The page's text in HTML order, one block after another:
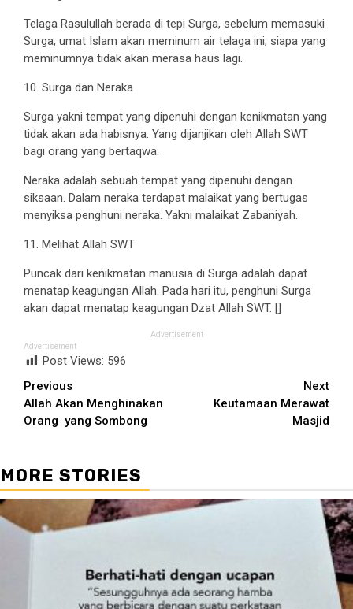
Telaga Rasulullah berada di tepi Surga, sebelum memasuki
Surga, umat Islam akan meminum air telaga ini, siapa yang
meminumnya tidak akan merasa haus lagi.
10. Surga dan Neraka
Surga yakni tempat yang dipenuhi dengan kenikmatan yang
tidak akan ada habisnya. Yang dijanjikan oleh Allah SWT
bagi orang yang bertaqwa.
Neraka adalah sebuah tempat yang dipenuhi dengan
siksaan. Dalam neraka terdapat malaikat yang bertugas
menyiksa penghuni neraka. Yakni malaikat Zabaniyah.
11. Melihat Allah SWT
Puncak dari kenikmatan manusia di Surga adalah dapat
menatap keagungan Allah. Pada hari itu, penghuni Surga
akan dapat menatap keagungan Dzat Allah SWT. []
Advertisement
Advertisement
Post Views: 596
Continue
Reading
Previous
Allah Akan Menghinakan
Orang yang Sombong
Next
Keutamaan Merawat
Masjid
MORE STORIES